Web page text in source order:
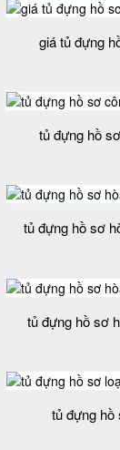
giá tủ đựng
tủ đựng hồ
tủ đựng hồ sơ
tủ đựng hồ sơ
tủ đựng hồ